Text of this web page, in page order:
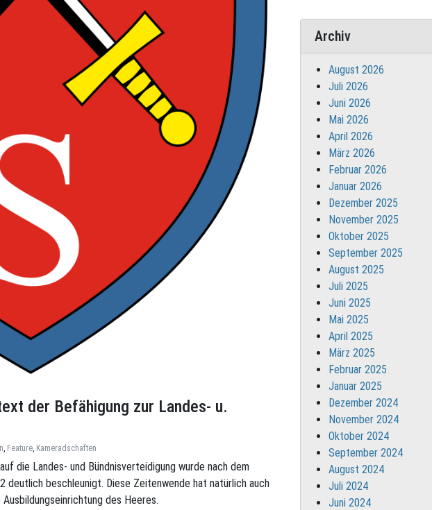
der Befähigung zur Landes- u.
, Feature, Kameradschaften
die Landes- und Bündnisverteidigung wurde nach dem
deutlich beschleunigt. Diese Zeitenwende hat natürlich auch
des Heeres.
Archiv
August 2026
Juli 2026
Juni 2026
Mai 2026
April 2026
März 2026
Februar 2026
Januar 2026
Dezember 2025
November 2025
Oktober 2025
September 2025
August 2025
Juli 2025
Juni 2025
Mai 2025
April 2025
März 2025
Februar 2025
Januar 2025
Dezember 2024
November 2024
Oktober 2024
September 2024
August 2024
Juli 2024
Juni 2024